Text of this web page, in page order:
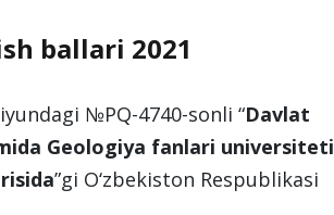
ballari 2021
№PQ-4740-sonli “Davlat
Geologiya fanlari universiteti
”gi O‘zbekiston Respublikasi